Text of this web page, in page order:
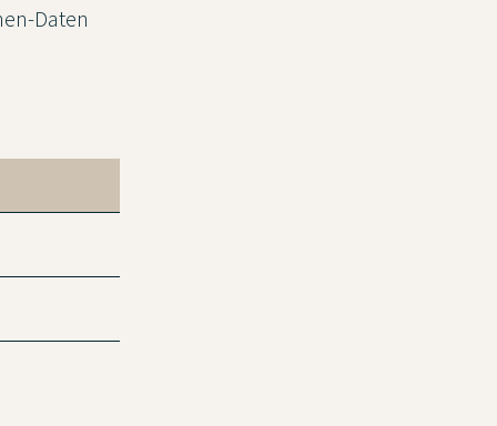
Daten